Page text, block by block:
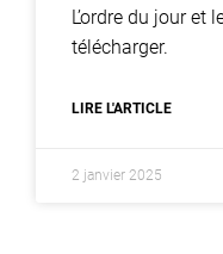
L’ordre du jour et
télécharger.
LIRE L'ARTICLE
2 janvier 2025